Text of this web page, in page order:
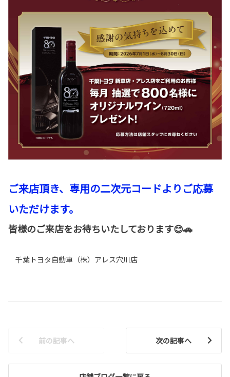
ご来店頂き、専用の二次元コードよりご応募
いただけます。
皆様のご来店をお待ちいたしております😊🚗
千葉トヨタ自動車（株）アレス穴川店
前の記事へ 次の記事へ